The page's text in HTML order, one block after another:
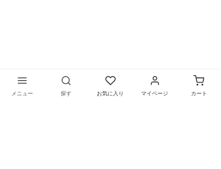
メニュー 探す お気に入り マイページ カート